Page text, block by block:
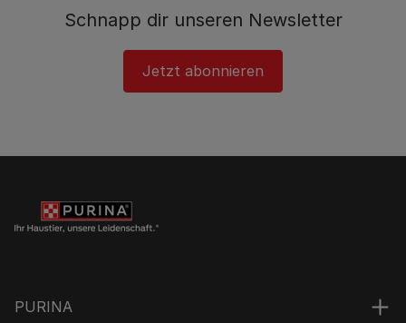
Schnapp dir unseren Newsletter
Jetzt abonnieren
PURINA